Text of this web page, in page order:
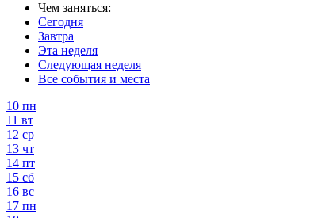
Чем заняться:
Сегодня
Завтра
Эта неделя
Следующая неделя
Все события и места
10 пн
11 вт
12 ср
13 чт
14 пт
15 сб
16 вс
17 пн